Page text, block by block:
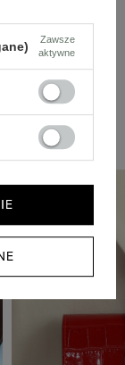
Zawsze
aktywne